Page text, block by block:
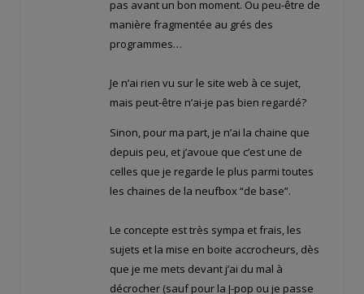
pas avant un bon moment. Ou peu-être de
manière fragmentée au grés des
programmes…
Je n’ai rien vu sur le site web à ce sujet,
mais peut-être n’ai-je pas bien regardé?
Sinon, pour ma part, je n’ai la chaine que
depuis peu, et j’avoue que c’est une de
celles que je regarde le plus parmi toutes
les chaines de la neufbox “de base”.
Le concepte est très sympa et frais, les
sujets et la mise en boite accrocheurs, dès
que je me mets devant j’ai du mal à
décrocher (sauf pour la J-pop ou je passe